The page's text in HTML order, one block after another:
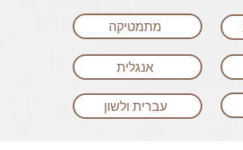
מתמטיקה
אנגלית
עברית ולשון